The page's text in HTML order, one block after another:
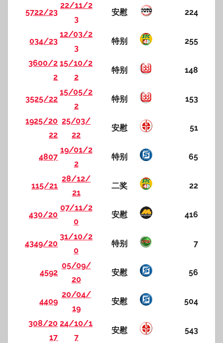
5722/23
22/11/2
3
安慰 224
034/23
12/03/2
3
特别 255
3600/2
2
15/10/2
2
特别 148
3525/22
15/05/2
2
特别 153
1925/20
22
25/03/
22
安慰 51
4807
19/01/2
2
特别 65
115/21
28/12/
21
二奖 22
430/20
07/11/2
0
安慰 416
4349/20
31/10/2
0
特别 7
4592
05/09/
20
安慰 56
4409
20/04/
19
安慰 504
308/20
17
24/10/1
7
安慰 543